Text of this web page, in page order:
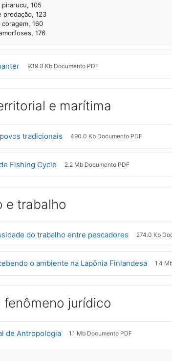
105
predação, 123
160
176
Arquivo
939.3 Kb Documento PDF
e marítima
tradicionaisArquivo
490.0 Kb Documento PDF
Fishing CycleArquivo
2.2 Mb Documento PDF
e trabalho
do trabalho entre pescadoresArquivo
274.0 Kb
o ambiente na Lapônia Finlandesa 1.4
jurídico
de AntropologiaArquivo
1.1 Mb Documento PDF